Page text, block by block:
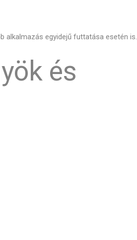
alkalmazás egyidejű futtatása esetén is.
és